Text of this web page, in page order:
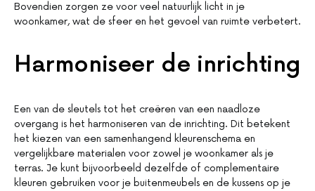
Bovendien zorgen ze voor veel natuurlijk licht in je
woonkamer, wat de sfeer en het gevoel van ruimte verbetert.
Harmoniseer de inrichting
Een van de sleutels tot het creëren van een naadloze
overgang is het harmoniseren van de inrichting. Dit betekent
het kiezen van een samenhangend kleurenschema en
vergelijkbare materialen voor zowel je woonkamer als je
terras. Je kunt bijvoorbeeld dezelfde of complementaire
kleuren gebruiken voor je buitenmeubels en de kussens op je